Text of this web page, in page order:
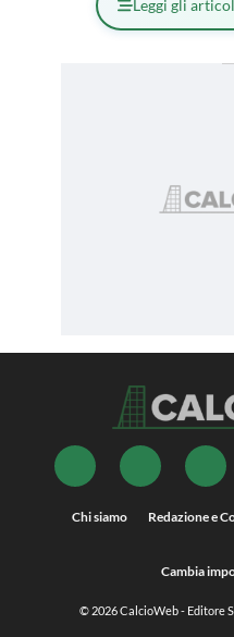
Leggi gli
Chi siamo Redazione e
Cambia
© 2026CalcioWeb- Editore